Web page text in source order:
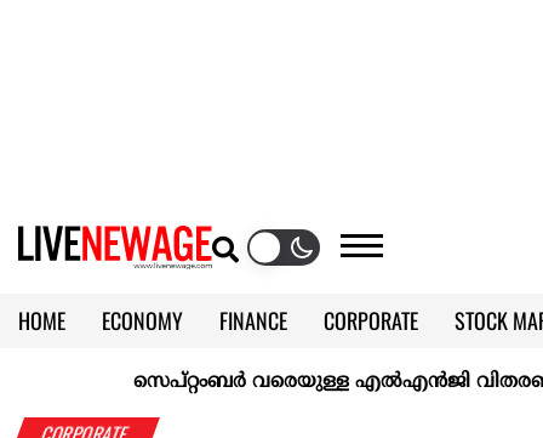
HOME ECONOMY FINANCE CORPORATE
STOCK
KERALA @70
സെപ്റ്റംബർ വരെയുള്ള എൽഎൻജി വിതരണം